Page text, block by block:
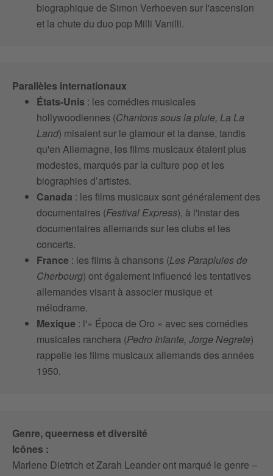
biographique de Simon Verhoeven sur l'ascension
et la chute du duo pop Milli Vanilli.
Parallèles internationaux
États-Unis : les comédies musicales
hollywoodiennes (Chantons sous la pluie, La La
Land) misaient sur le glamour et la danse, tandis
qu'en Allemagne, les films musicaux étaient plus
modestes, marqués par la culture pop et les
biographies d’artistes.
Canada : les films musicaux sont généralement des
documentaires (Festival Express), à l'instar des
documentaires allemands sur les clubs et les
concerts.
France : les films à chansons (Les Parapluies de
Cherbourg) ont également influencé les tentatives
allemandes visant à associer musique et
mélodrame.
Mexique : l'« Época de Oro » avec ses comédies
musicales ranchera (Pedro Infante, Jorge Negrete)
rappelle les films musicaux allemands des années
1950.
Genre, queerness et diversité
Icônes :
Marlene Dietrich et Zarah Leander ont marqué le genre –